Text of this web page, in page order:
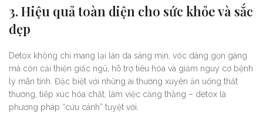
3. Hiệu quả toàn diện cho sức khỏe và sắc
đẹp
Detox không chỉ mang lại làn da sáng mịn, vóc dáng gọn gàng
mà còn cải thiện giấc ngủ, hỗ trợ tiêu hóa và giảm nguy cơ bệnh
lý mãn tính. Đặc biệt với những ai thường xuyên ăn uống thất
thường, tiếp xúc hóa chất, làm việc căng thẳng – detox là
phương pháp “cứu cánh” tuyệt vời.